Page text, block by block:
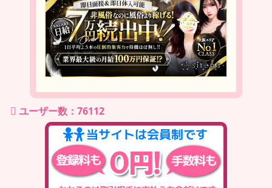
ユーザー数：76112